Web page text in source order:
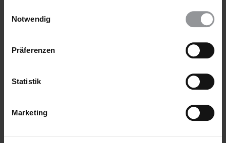
wieder ändern. Diesen Banner kannst Du über den Link
Notwendig
Präferenzen
Statistik
Marketing
Die Bloggerin Maryam Mansour al-Warfalli befindet sich seit
Januar 2014 in der Gewalt einer bewaffneten Gruppe.